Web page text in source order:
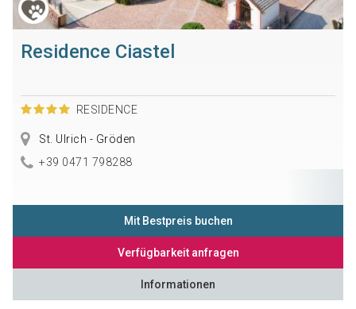
Residence Ciastel
RESIDENCE
St. Ulrich - Gröden
+39 0471 798288
Mit Bestpreis buchen
Verfügbarkeit anfragen
Informationen